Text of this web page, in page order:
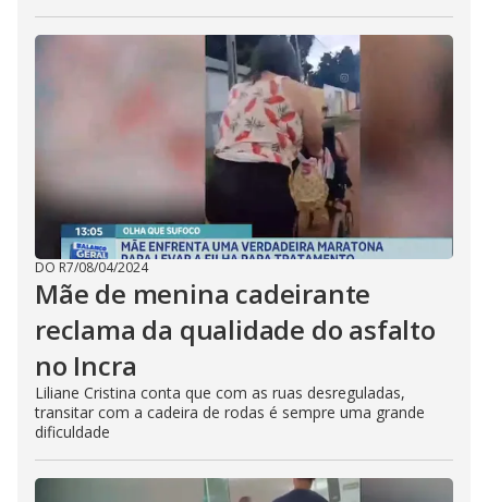
DO R7/08/04/2024
Mãe de menina cadeirante
reclama da qualidade do asfalto
no Incra
Liliane Cristina conta que com as ruas desreguladas,
transitar com a cadeira de rodas é sempre uma grande
dificuldade